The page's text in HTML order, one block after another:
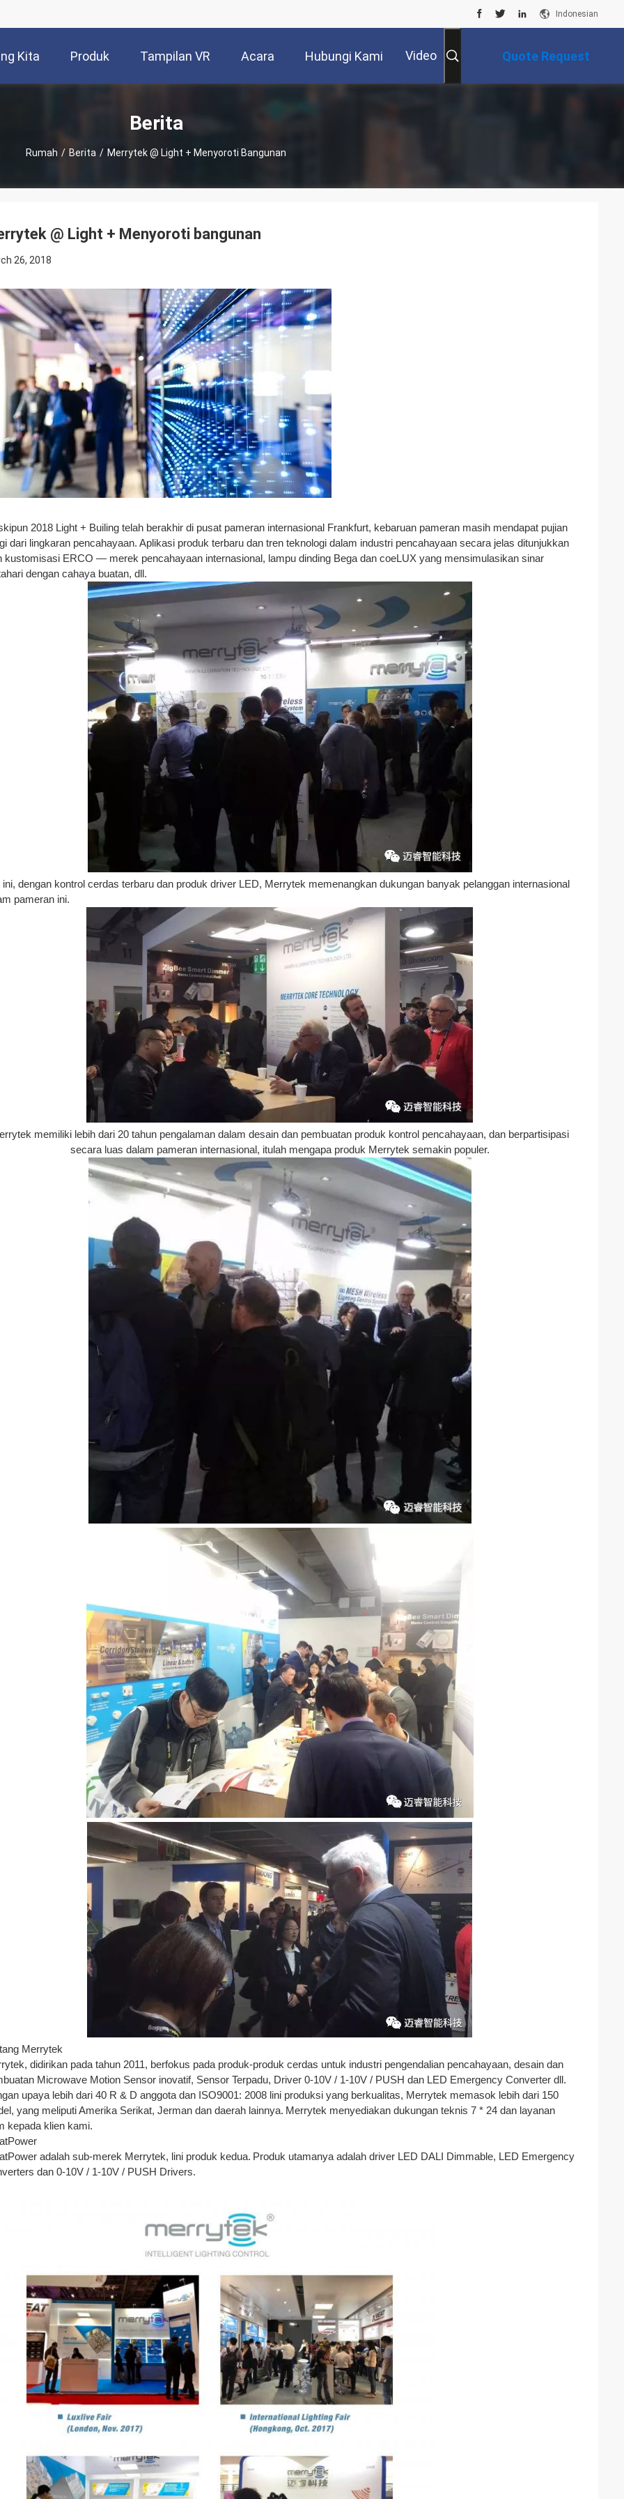
Indonesian
Kita Produk Tampilan VR Acara Hubungi Kami Video Quote Request
Berita
Rumah / Berita / Merrytek @ Light + Menyoroti Bangunan
@ Light + Menyoroti bangunan
26, 2018
2018 Light + Builing telah berakhir di pusat pameran internasional Frankfurt, kebaruan pameran masih mendapat pujian
dari lingkaran pencahayaan. Aplikasi produk terbaru dan tren teknologi dalam industri pencahayaan secara jelas ditunjukkan
kustomisasi ERCO — merek pencahayaan internasional, lampu dinding Bega dan coeLUX yang mensimulasikan sinar
dengan cahaya buatan, dll.
ini, dengan kontrol cerdas terbaru dan produk driver LED, Merrytek memenangkan dukungan banyak pelanggan internasional
pameran ini.
memiliki lebih dari 20 tahun pengalaman dalam desain dan pembuatan produk kontrol pencahayaan, dan berpartisipasi
secara luas dalam pameran internasional, itulah mengapa produk Merrytek semakin populer.
Merrytek
didirikan pada tahun 2011, berfokus pada produk-produk cerdas untuk industri pengendalian pencahayaan, desain dan
Microwave Motion Sensor inovatif, Sensor Terpadu, Driver 0-10V / 1-10V / PUSH dan LED Emergency Converter dll.
upaya lebih dari 40 R & D anggota dan ISO9001: 2008 lini produksi yang berkualitas, Merrytek memasok lebih dari 150
yang meliputi Amerika Serikat, Jerman dan daerah lainnya. Merrytek menyediakan dukungan teknis 7 * 24 dan layanan
kepada klien kami.
adalah sub-merek Merrytek, lini produk kedua. Produk utamanya adalah driver LED DALI Dimmable, LED Emergency
dan 0-10V / 1-10V / PUSH Drivers.